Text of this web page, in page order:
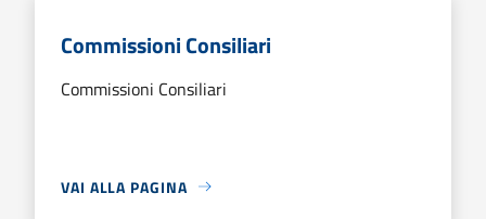
Commissioni Consiliari
Commissioni Consiliari
VAI ALLA PAGINA